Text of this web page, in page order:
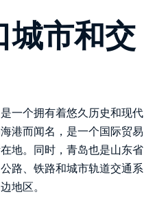
城市和交
一个拥有着悠久历史和现代
港而闻名，是一个国际贸易
地。同时，青岛也是山东省
路、铁路和城市轨道交通系
地区。